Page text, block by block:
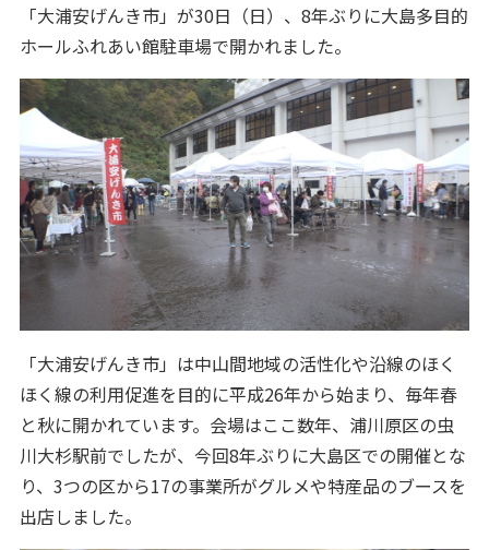
「大浦安げんき市」が30日（日）、8年ぶりに大島多目的
ホールふれあい館駐車場で開かれました。
「大浦安げんき市」は中山間地域の活性化や沿線のほく
ほく線の利用促進を目的に平成26年から始まり、毎年春
と秋に開かれています。会場はここ数年、浦川原区の虫
川大杉駅前でしたが、今回8年ぶりに大島区での開催とな
り、3つの区から17の事業所がグルメや特産品のブースを
出店しました。